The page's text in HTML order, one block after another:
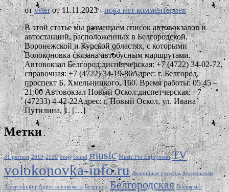
отveterот 11.11.2023 -пока нет комментариев
В этой статье мы размещаем список автовокзалов и
автостанций, расположенных в Белгородской,
Воронежской и Курской областях, с которыми
Волоконовка связана автобусным маршрутами.
Автовокзал Белгород:диспетчерская: +7 (4722) 34-02-72,
справочная: +7 (4722) 34-19-86Адрес: г. Белгород,
проспект Б. Хмельницкого, 160. Время работы: 05:45 –
21:00 Автовокзал Новый Оскол:диспетчерская: +7
(47233) 4-42-22Адрес: г. Новый Оскол, ул. Ивана
Путилина, 1. […]
Метки
31 регион 2019 2020 deep found music Music For Enjoyment TV
volokonovka-info.ru Аварийные службы Автовокзалы
Автостанции Адрес военкомата Белгород Белгородская Военкомат